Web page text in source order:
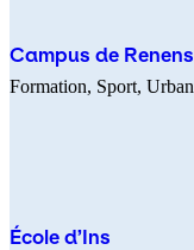
Campus de Renens
Formation Sport
École d’Ins